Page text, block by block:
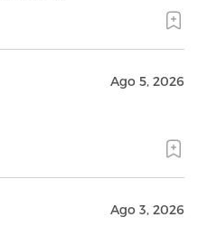
Ago 5, 2026
Ago 3, 2026